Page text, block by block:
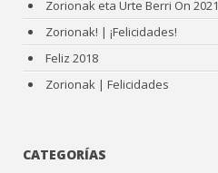
Zorionak eta Urte Berri On 2021
Zorionak! | ¡Felicidades!
Feliz 2018
Zorionak | Felicidades
CATEGORÍAS